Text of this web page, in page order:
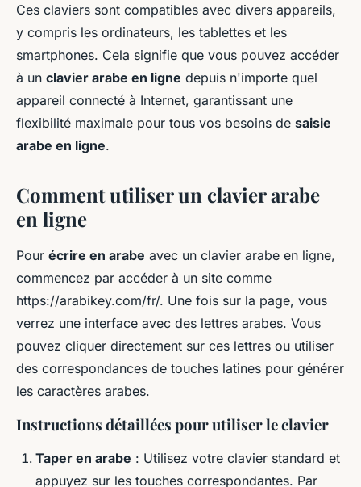
Ces claviers sont compatibles avec divers appareils,
y compris les ordinateurs, les tablettes et les
smartphones. Cela signifie que vous pouvez accéder
à un clavier arabe en ligne depuis n'importe quel
appareil connecté à Internet, garantissant une
flexibilité maximale pour tous vos besoins de saisie
arabe en ligne.
Comment utiliser un clavier arabe
en ligne
Pour écrire en arabe avec un clavier arabe en ligne,
commencez par accéder à un site comme
https://arabikey.com/fr/. Une fois sur la page, vous
verrez une interface avec des lettres arabes. Vous
pouvez cliquer directement sur ces lettres ou utiliser
des correspondances de touches latines pour générer
les caractères arabes.
Instructions détaillées pour utiliser le clavier
Taper en arabe : Utilisez votre clavier standard et
appuyez sur les touches correspondantes. Par